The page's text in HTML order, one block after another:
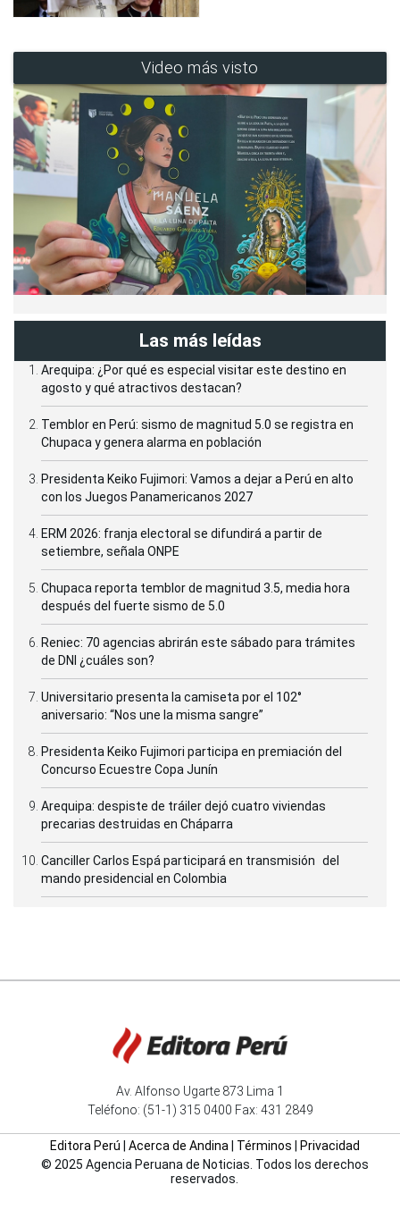
Video más visto
Las más leídas
Arequipa: ¿Por qué es especial visitar este destino en
agosto y qué atractivos destacan?
Temblor en Perú: sismo de magnitud 5.0 se registra en
Chupaca y genera alarma en población
Presidenta Keiko Fujimori: Vamos a dejar a Perú en alto
con los Juegos Panamericanos 2027
ERM 2026: franja electoral se difundirá a partir de
setiembre, señala ONPE
Chupaca reporta temblor de magnitud 3.5, media hora
después del fuerte sismo de 5.0
Reniec: 70 agencias abrirán este sábado para trámites
de DNI ¿cuáles son?
Universitario presenta la camiseta por el 102°
aniversario: “Nos une la misma sangre”
Presidenta Keiko Fujimori participa en premiación del
Concurso Ecuestre Copa Junín
Arequipa: despiste de tráiler dejó cuatro viviendas
precarias destruidas en Cháparra
Canciller Carlos Espá participará en transmisión del
mando presidencial en Colombia
Av. Alfonso Ugarte 873 Lima 1
Teléfono: (51-1) 315 0400 Fax: 431 2849
Editora Perú Acerca de Andina| Términos
Privacidad
© 2025 Agencia Peruana de Noticias. Todos los derechos
reservados.